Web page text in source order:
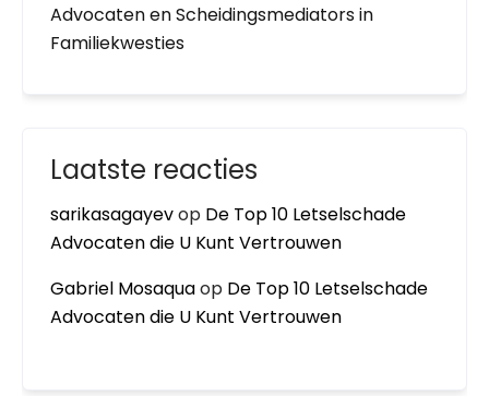
Advocaten en Scheidingsmediators in
Familiekwesties
Laatste reacties
sarikasagayevop De Top 10 Letselschade
Advocaten die U Kunt Vertrouwen
Gabriel Mosaquaop De Top 10 Letselschade
Advocaten die U Kunt Vertrouwen